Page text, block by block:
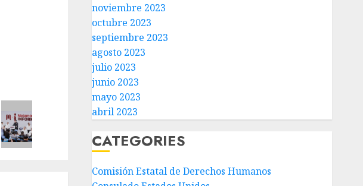
noviembre 2023
octubre 2023
septiembre 2023
agosto 2023
julio 2023
junio 2023
mayo 2023
abril 2023
CATEGORIES
Comisión Estatal de Derechos Humanos